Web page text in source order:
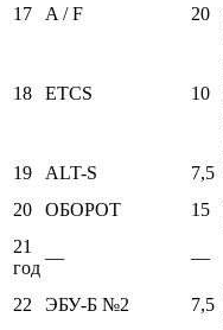
17
A / F 20
18 ETCS 10
19
ALT-S 7,5
20
ОБОРОТ 15
21
год
— —
22 ЭБУ-Б №2 7,5